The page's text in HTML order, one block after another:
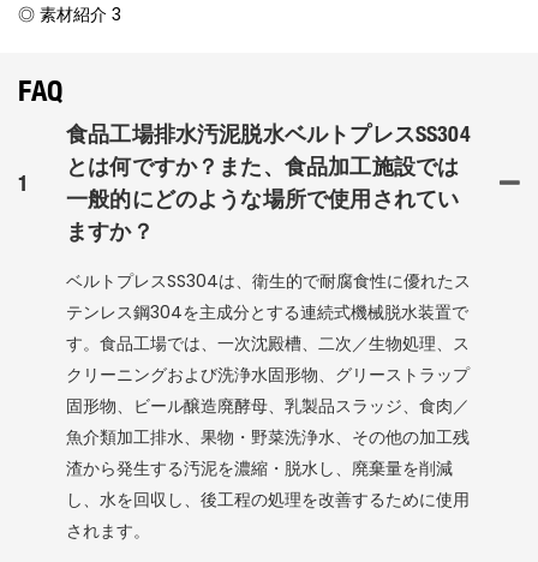
◎ 素材紹介 3
FAQ
1
食品工場排水汚泥脱水ベルトプレスSS304
とは何ですか？また、食品加工施設では
一般的にどのような場所で使用されてい
ますか？
ベルトプ​​レスSS304は、衛生的で耐腐食性に優れたス
テンレス鋼304を主成分とする連続式機械脱水装置で
す。食品工場では、一次沈殿槽、二次／生物処理、ス
クリーニングおよび洗浄水固形物、グリーストラップ
固形物、ビール醸造廃酵母、乳製品スラッジ、食肉／
魚介類加工排水、果物・野菜洗浄水、その他の加工残
渣から発生する汚泥を濃縮・脱水し、廃棄量を削減
し、水を回収し、後工程の処理を改善するために使用
されます。